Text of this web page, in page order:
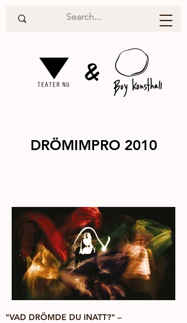
&
DRÖMIMPRO 2010
"VAD DRÖMDE DU INATT?" –